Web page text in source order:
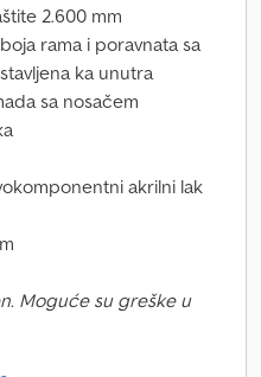
2.600 mm
rama i poravnata sa
ka unutra
sa nosačem
akrilni lak
Moguće su greške u